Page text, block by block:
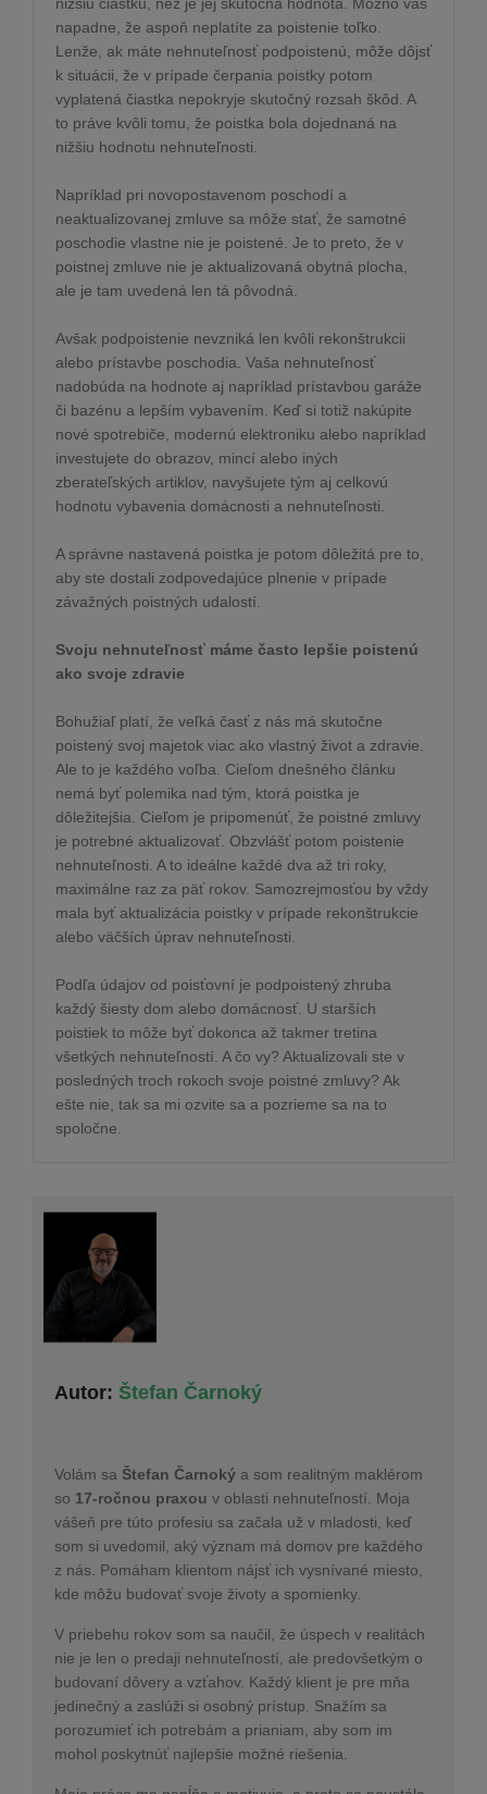
napadne, že aspoň neplatíte za poistenie toľko.
Lenže, ak máte nehnuteľnosť podpoistenú, môže dôjsť
k situácii, že v prípade čerpania poistky potom
vyplatená čiastka nepokryje skutočný rozsah škôd. A
to práve kvôli tomu, že poistka bola dojednaná na
nižšiu hodnotu nehnuteľnosti.
Napríklad pri novopostavenom poschodí a
neaktualizovanej zmluve sa môže stať, že samotné
poschodie vlastne nie je poistené. Je to preto, že v
poistnej zmluve nie je aktualizovaná obytná plocha,
ale je tam uvedená len tá pôvodná.
Avšak podpoistenie nevzniká len kvôli rekonštrukcii
alebo prístavbe poschodia. Vaša nehnuteľnosť
nadobúda na hodnote aj napríklad prístavbou garáže
či bazénu a lepším vybavením. Keď si totiž nakúpite
nové spotrebiče, modernú elektroniku alebo napríklad
investujete do obrazov, mincí alebo iných
zberateľských artiklov, navyšujete tým aj celkovú
hodnotu vybavenia domácnosti a nehnuteľnosti.
A správne nastavená poistka je potom dôležitá pre to,
aby ste dostali zodpovedajúce plnenie v prípade
závažných poistných udalostí.
Svoju nehnuteľnosť máme často lepšie poistenú
ako svoje zdravie
Bohužiaľ platí, že veľká časť z nás má skutočne
poistený svoj majetok viac ako vlastný život a zdravie.
Ale to je každého voľba. Cieľom dnešného článku
nemá byť polemika nad tým, ktorá poistka je
dôležitejšia. Cieľom je pripomenúť, že poistné zmluvy
je potrebné aktualizovať. Obzvlášť potom poistenie
nehnuteľnosti. A to ideálne každé dva až tri roky,
maximálne raz za päť rokov. Samozrejmosťou by vždy
mala byť aktualizácia poistky v prípade rekonštrukcie
alebo väčších úprav nehnuteľnosti.
Podľa údajov od poisťovní je podpoistený zhruba
každý šiesty dom alebo domácnosť. U starších
poistiek to môže byť dokonca až takmer tretina
všetkých nehnuteľností. A čo vy? Aktualizovali ste v
posledných troch rokoch svoje poistné zmluvy? Ak
ešte nie, tak sa mi ozvite sa a pozrieme sa na to
spoločne.
Autor: Štefan Čarnoký
Volám sa Štefan Čarnoký a som realitným maklérom
so 17-ročnou praxou v oblasti nehnuteľností. Moja
vášeň pre túto profesiu sa začala už v mladosti, keď
som si uvedomil, aký význam má domov pre každého
z nás. Pomáham klientom nájsť ich vysnívané miesto,
kde môžu budovať svoje životy a spomienky.
V priebehu rokov som sa naučil, že úspech v realitách
nie je len o predaji nehnuteľností, ale predovšetkým o
budovaní dôvery a vzťahov. Každý klient je pre mňa
jedinečný a zaslúži si osobný prístup. Snažím sa
porozumieť ich potrebám a prianiam, aby som im
mohol poskytnúť najlepšie možné riešenia.